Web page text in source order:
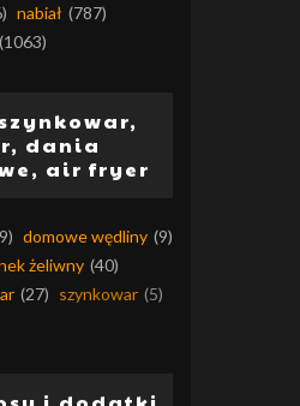
nabiał (787)
(1063)
dania
air fryer
domowe wędliny (9)
żeliwny (40)
(27) szynkowar (5)